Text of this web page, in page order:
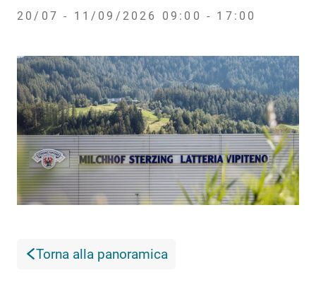
20/07 - 11/09/2026 09:00 - 17:00
Torna alla panoramica